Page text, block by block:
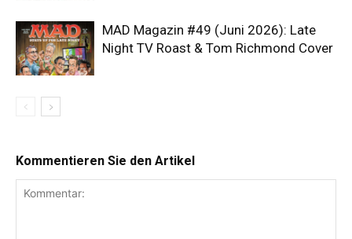
MAD Magazin #49 (Juni 2026): Late
Night TV Roast & Tom Richmond Cover
Kommentieren Sie den Artikel